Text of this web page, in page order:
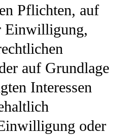
Pflichten, auf
Einwilligung,
auf Grundlage
Interessen
oder